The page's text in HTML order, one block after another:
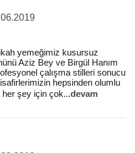
yemeğimiz kusursuz
Aziz Bey ve Birgül Hanım
çalışma stilleri sonucu
hepsinden olumlu
her şey için çok...devam